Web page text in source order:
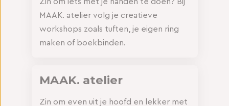
MAAK. atelier volg je creatieve
workshops zoals tuften, je eigen ring
maken of boekbinden.
MAAK. atelier
Zin om even uit je hoofd en lekker met